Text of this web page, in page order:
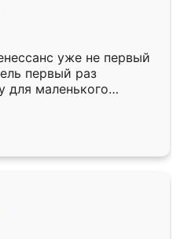
уже не первый
первый раз
для маленького
,во второй раз
По качеству очень
быстрая,
более разнообразный.
то потребуется из
только здесь.